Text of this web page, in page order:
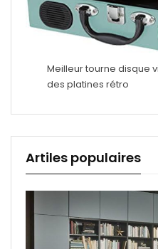
Meilleur tourne disque
des platines rétro
Artiles populaires